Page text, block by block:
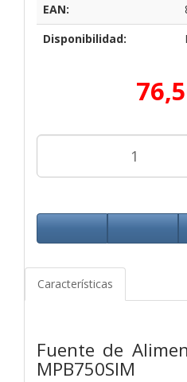
EAN:
Disponibilidad:
Características
Fuente de
MPB750SIM